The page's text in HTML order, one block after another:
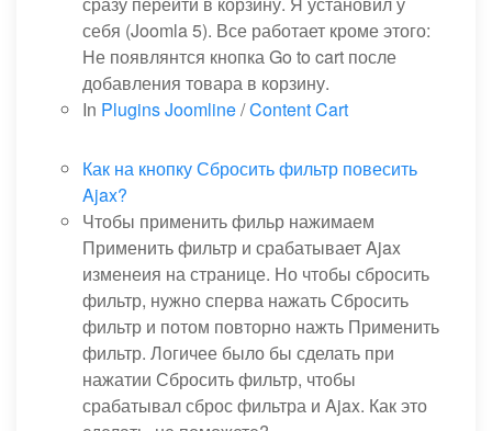
себя (Joomla 5). Все работает кроме этого:
Не появлянтся кнопка Go to cart после
добавления товара в корзину.
In Plugins Joomline/Content Cart
Как на кнопку Сбросить фильтр повесить
Ajax?
Чтобы применить фильр нажимаем
Применить фильтр и срабатывает Ajax
изменеия на странице. Но чтобы сбросить
фильтр, нужно сперва нажать Сбросить
фильтр и потом повторно нажть Применить
фильтр. Логичее было бы сделать при
нажатии Сбросить фильтр, чтобы
срабатывал сброс фильтра и Ajax. Как это